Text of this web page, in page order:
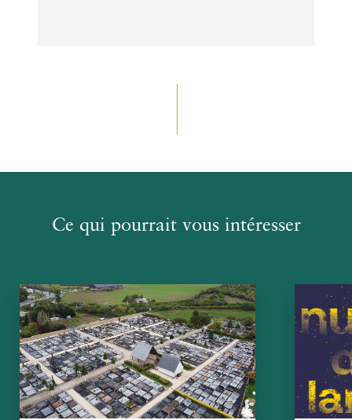
Ce qui pourrait vous intéresser